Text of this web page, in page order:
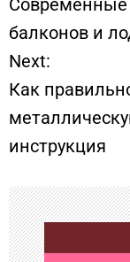
а
в
и
г
а
ц
балконов и
Next:
Как
инструкция